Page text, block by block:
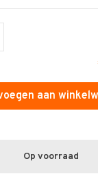
aan
Op voorraad